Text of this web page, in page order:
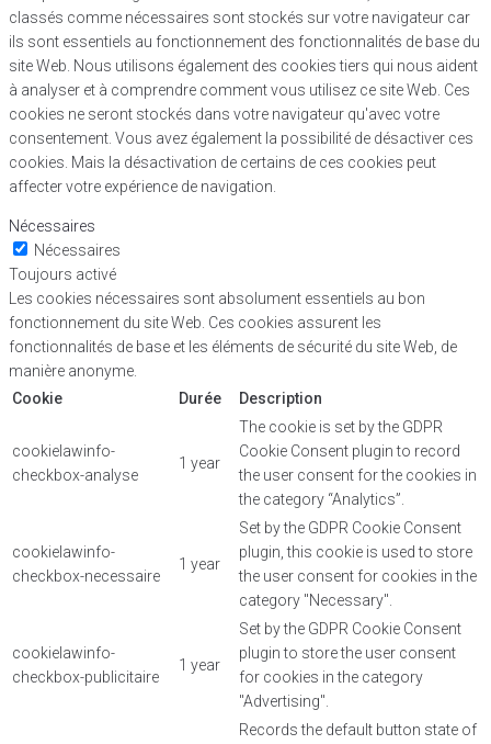
classés comme nécessaires sont stockés sur votre navigateur car
ils sont essentiels au fonctionnement des fonctionnalités de base du
site Web. Nous utilisons également des cookies tiers qui nous aident
à analyser et à comprendre comment vous utilisez ce site Web. Ces
cookies ne seront stockés dans votre navigateur qu'avec votre
consentement. Vous avez également la possibilité de désactiver ces
cookies. Mais la désactivation de certains de ces cookies peut
affecter votre expérience de navigation.
Nécessaires
Nécessaires
Toujours activé
Les cookies nécessaires sont absolument essentiels au bon
fonctionnement du site Web. Ces cookies assurent les
fonctionnalités de base et les éléments de sécurité du site Web, de
manière anonyme.
Cookie
Durée Description
cookielawinfo-
checkbox-analyse
1 year
The cookie is set by the GDPR
Cookie Consent plugin to record
the user consent for the cookies in
the category “Analytics”.
cookielawinfo-
checkbox-necessaire
1 year
Set by the GDPR Cookie Consent
plugin, this cookie is used to store
the user consent for cookies in the
category "Necessary".
cookielawinfo-
checkbox-publicitaire
1 year
Set by the GDPR Cookie Consent
plugin to store the user consent
for cookies in the category
"Advertising".
Records the default button state of